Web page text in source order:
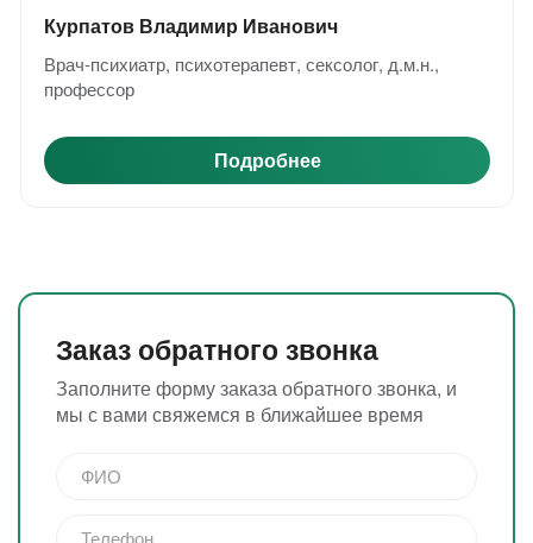
Курпатов Владимир Иванович
Врач-психиатр, психотерапевт, сексолог, д.м.н.,
профессор
Подробнее
Заказ обратного звонка
Заполните форму заказа обратного звонка, и
мы с вами свяжемся в ближайшее время